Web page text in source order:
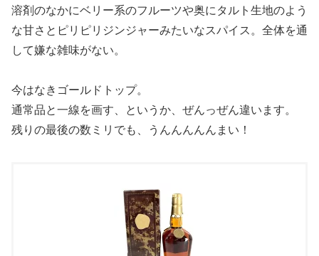
溶剤のなかにベリー系のフルーツや奥にタルト生地のよう
な甘さとピリピリジンジャーみたいなスパイス。全体を通
して嫌な雑味がない。
今はなきゴールドトップ。
通常品と一線を画す、というか、ぜんっぜん違います。
残りの最後の数ミリでも、うんんんんんまい！